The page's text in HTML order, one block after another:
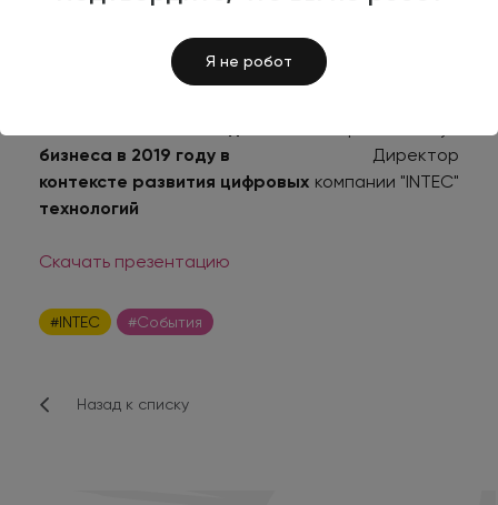
Я не робот
бизнеса в 2019 году в
контексте развития цифровых
технологий
Скачать презентацию
Директор
компании "INTEC"
#INTEC #События
Назад к списку